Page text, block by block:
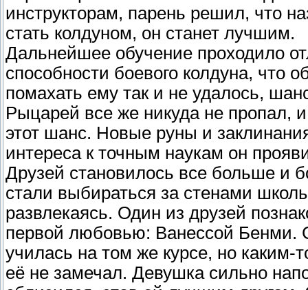
инструкторам, парень решил, что
стать колдуном, он станет лучшим.
Дальнейшее обучение проходило
способности боевого колдуна, что
помахать ему так и не удалось,
Рыцарей все же никуда не пропал,
этот шанс. Новые руны и
интереса к точным наукам он
Друзей становилось все больше и
стали выбираться за стенами
развлекаясь. Один из друзей
первой любовью: Ванессой Бенми.
училась на том же курсе, но каким-
её не замечал. Девушка сильно